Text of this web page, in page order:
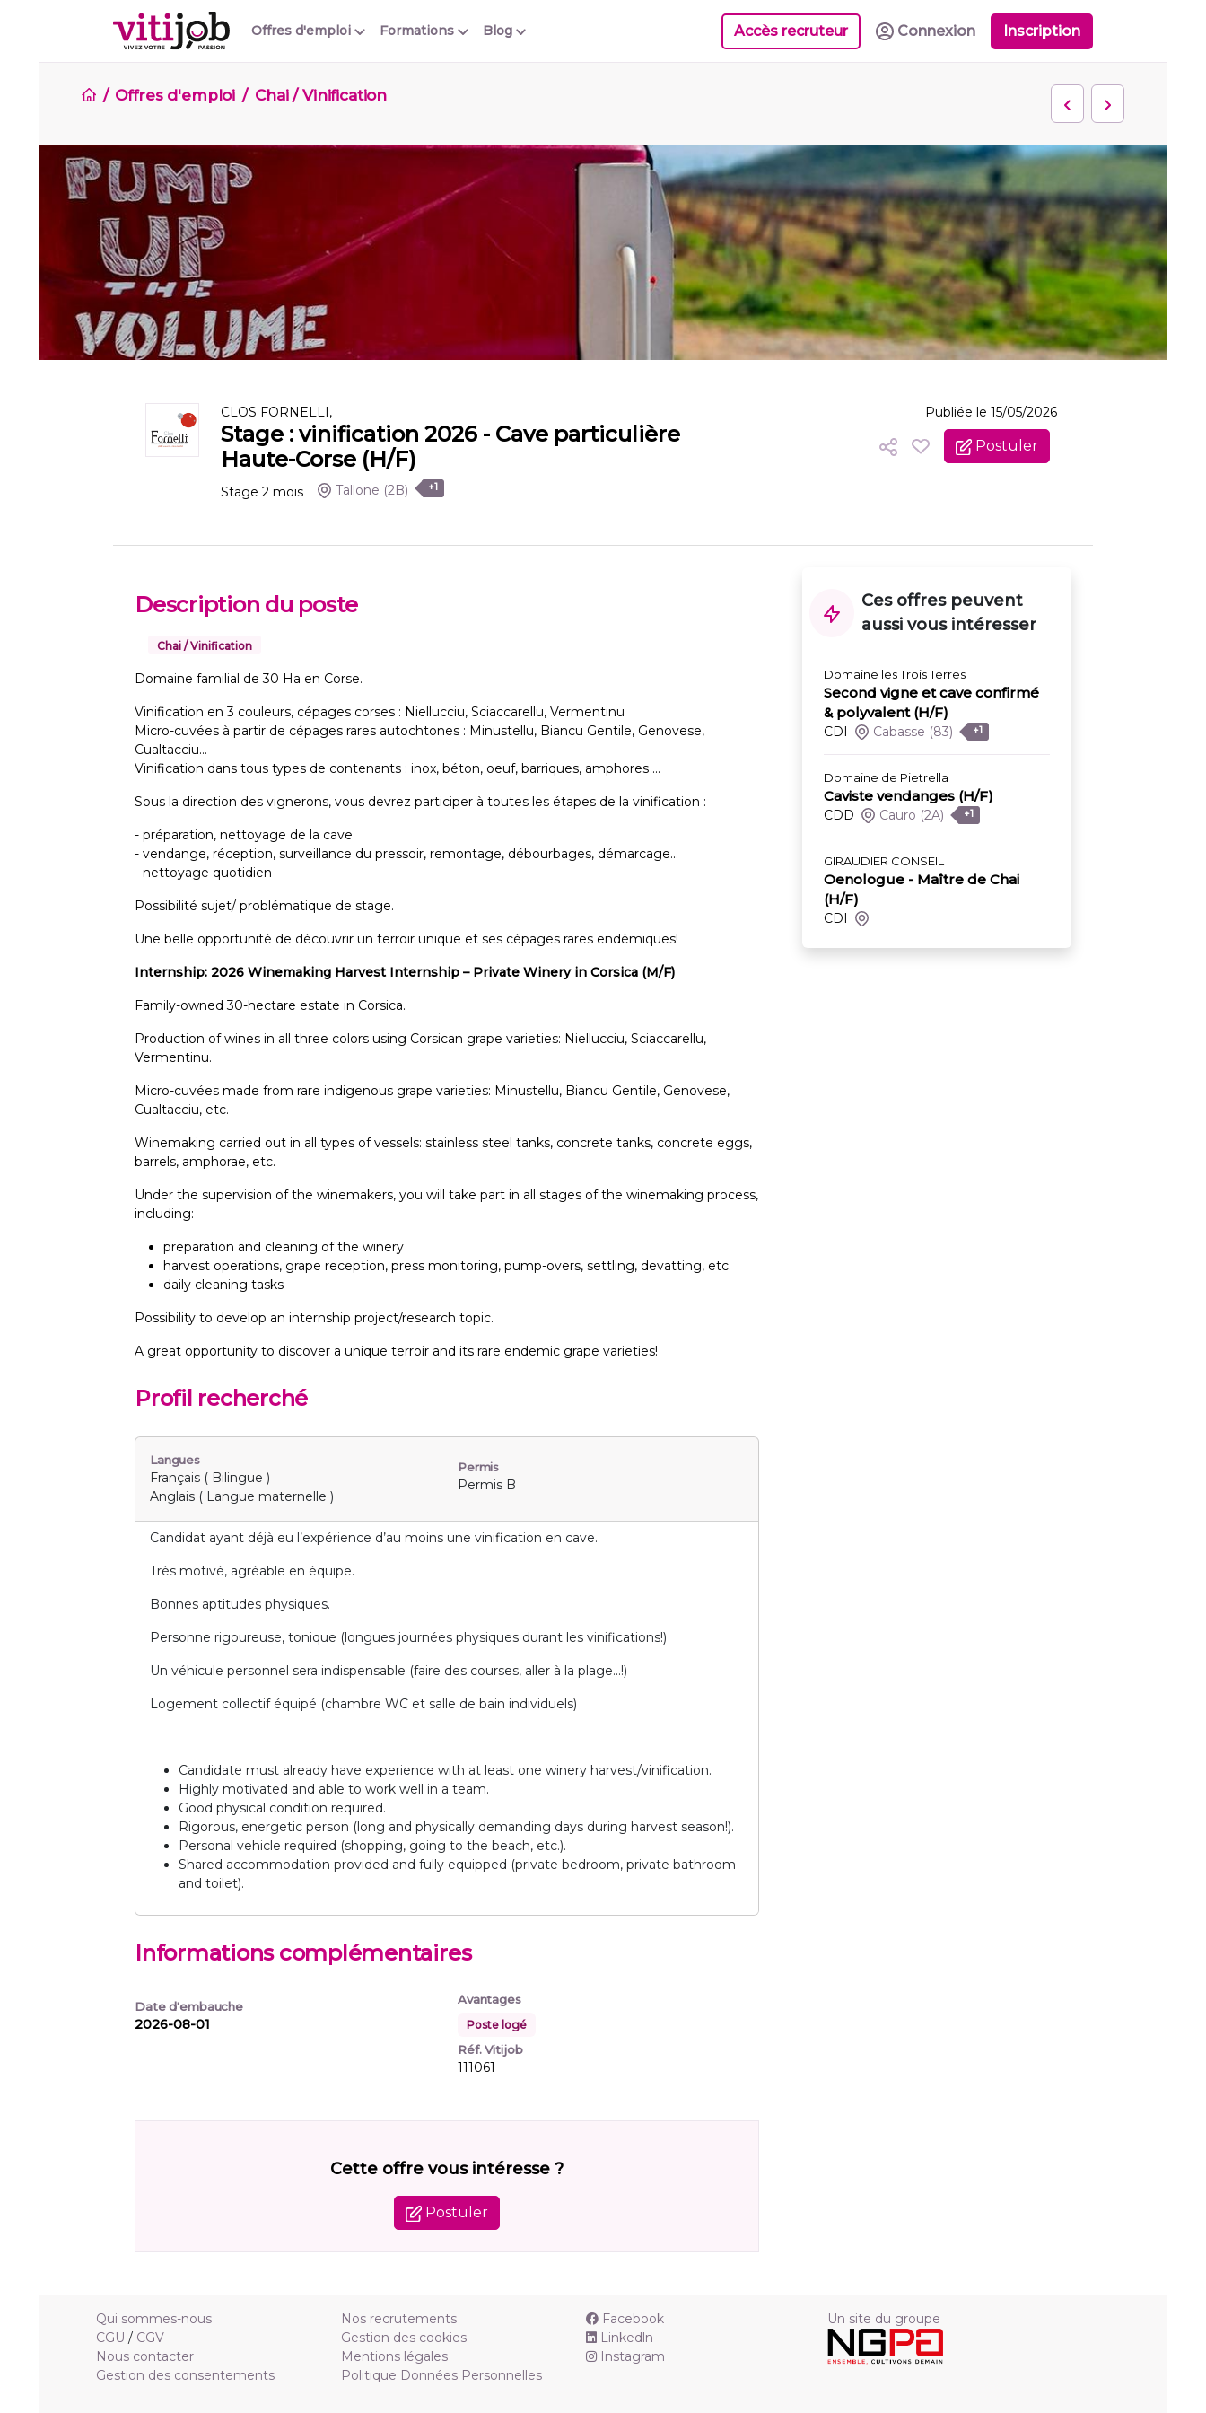
Offres d'emploi Blog
Formations Accès recruteur Connexion Inscription
Offres d'emploi Chai / Vinification
CLOS FORNELLI,
Stage : vinification 2026 - Cave particulière
Haute-Corse (H/F)
Stage 2 mois Tallone (2B) +1
Publiée le 15/05/2026
Postuler
Description du poste
Chai / Vinification
Domaine familial de 30 Ha en Corse.
Vinification en 3 couleurs, cépages corses : Niellucciu, Sciaccarellu, Vermentinu
Micro-cuvées à partir de cépages rares autochtones : Minustellu, Biancu Gentile, Genovese,
Cualtacciu…
Vinification dans tous types de contenants : inox, béton, oeuf, barriques, amphores ...
Sous la direction des vignerons, vous devrez participer à toutes les étapes de la vinification :
- préparation, nettoyage de la cave
- vendange, réception, surveillance du pressoir, remontage, débourbages, démarcage...
- nettoyage quotidien
Possibilité sujet/ problématique de stage.
Une belle opportunité de découvrir un terroir unique et ses cépages rares endémiques!
Internship: 2026 Winemaking Harvest Internship – Private Winery in Corsica (M/F)
Family-owned 30-hectare estate in Corsica.
Production of wines in all three colors using Corsican grape varieties: Niellucciu, Sciaccarellu,
Vermentinu.
Micro-cuvées made from rare indigenous grape varieties: Minustellu, Biancu Gentile, Genovese,
Cualtacciu, etc.
Winemaking carried out in all types of vessels: stainless steel tanks, concrete tanks, concrete eggs,
barrels, amphorae, etc.
Under the supervision of the winemakers, you will take part in all stages of the winemaking process,
including:
preparation and cleaning of the winery
harvest operations, grape reception, press monitoring, pump-overs, settling, devatting, etc.
daily cleaning tasks
Possibility to develop an internship project/research topic.
A great opportunity to discover a unique terroir and its rare endemic grape varieties!
Profil recherché
Langues
Français ( Bilingue )
Anglais ( Langue maternelle )
Permis
Permis B
Candidat ayant déjà eu l’expérience d’au moins une vinification en cave.
Très motivé, agréable en équipe.
Bonnes aptitudes physiques.
Personne rigoureuse, tonique (longues journées physiques durant les vinifications!)
Un véhicule personnel sera indispensable (faire des courses, aller à la plage...!)
Logement collectif équipé (chambre WC et salle de bain individuels)
Candidate must already have experience with at least one winery harvest/vinification.
Highly motivated and able to work well in a team.
Good physical condition required.
Rigorous, energetic person (long and physically demanding days during harvest season!).
Personal vehicle required (shopping, going to the beach, etc.).
Shared accommodation provided and fully equipped (private bedroom, private bathroom
and toilet).
Informations complémentaires
Date d'embauche
2026-08-01
Avantages
Poste logé
Réf. Vitijob
111061
Cette offre vous intéresse ?
Postuler
Ces offres peuvent
aussi vous intéresser
Domaine les Trois Terres
Second vigne et cave confirmé
& polyvalent (H/F)
CDI Cabasse (83) +1
Domaine de Pietrella
Caviste vendanges (H/F)
CDD Cauro (2A) +1
GIRAUDIER CONSEIL
Oenologue - Maître de Chai
(H/F)
CDI
Qui sommes-nous
CGU / CGV
Nous contacter
Gestion des consentements
Nos recrutements
Gestion des cookies
Mentions légales
Politique Données Personnelles
Facebook
Linkedln
Instagram
Un site du groupe